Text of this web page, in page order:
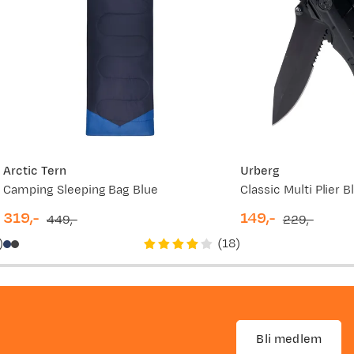
)
Arctic Tern
Camping Sleeping Bag Blue
price
319,-
price
449,-
(18)
Urberg
Classic Multi Plier
149,- 229,-
Bli medlem